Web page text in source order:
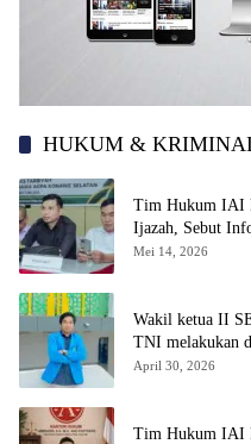
HUKUM &
Tim Hukum IAI
Ijazah, Sebut
Mei 14, 2026
Wakil ketua II
TNI melakukan
April 30, 2026
Tim Hukum IAI